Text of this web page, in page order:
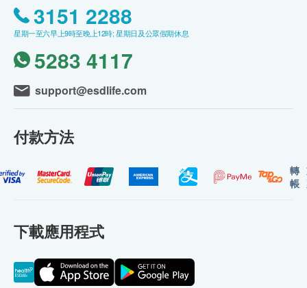
3151 2288
星期一至六早上9時至晚上12時; 星期日及公眾假期休息
5283 4117
support@esdlife.com
付款方法
轉
帳
下載應用程式